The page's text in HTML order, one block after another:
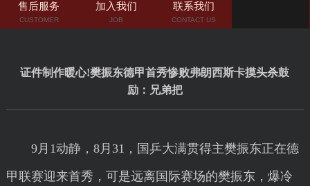
售后服务
CUSTOMER
加入我们
JOB
联系我们
CONTACT US
证件制作暖心!樊振东德甲首秀惨败弗朗西斯卡摸头杀鼓
励：兄弟把
9月1动静，8月31，国乒大满贯得主樊振东正在德
甲联赛迎来首秀，可是远离国际赛场的樊振东，爆冷